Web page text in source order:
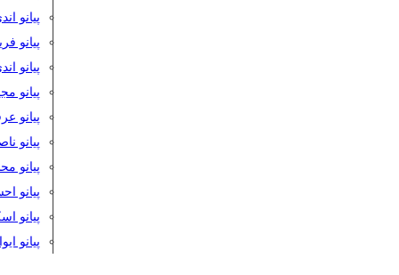
پیانو
پیانو
پیانو
پیانو
پیانو
پیانو
پیانو
پیانو
پیانو
پیانو